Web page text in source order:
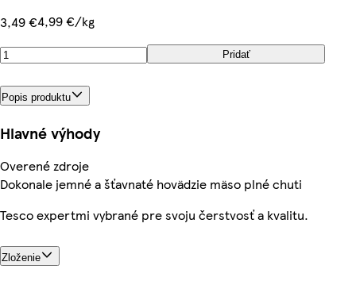
3,49 €4,99 €/kg
Pridať
Popis produktu
Hlavné výhody
Overené zdroje
Dokonale jemné a šťavnaté hovädzie mäso plné chuti
Tesco expertmi vybrané pre svoju čerstvosť a kvalitu.
Zloženie